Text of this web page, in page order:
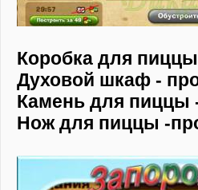
Коробка для
Духовой шкаф -
Камень для пиццы
Нож для пиццы -